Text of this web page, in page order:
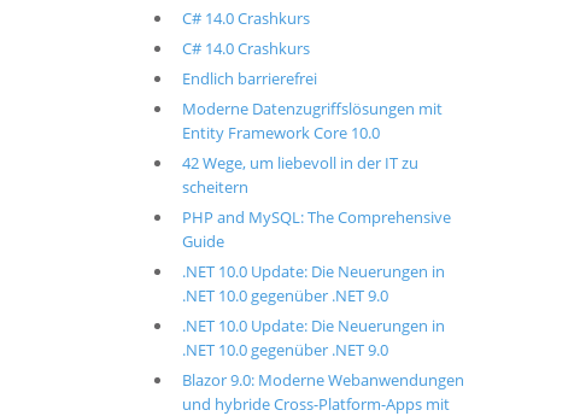
C# 14.0 Crashkurs
C# 14.0 Crashkurs
Endlich barrierefrei
Moderne Datenzugriffslösungen mit
Entity Framework Core 10.0
42 Wege, um liebevoll in der IT zu
scheitern
PHP and MySQL: The Comprehensive
Guide
.NET 10.0 Update: Die Neuerungen in
.NET 10.0 gegenüber .NET 9.0
.NET 10.0 Update: Die Neuerungen in
.NET 10.0 gegenüber .NET 9.0
Blazor 9.0: Moderne Webanwendungen
und hybride Cross-Platform-Apps mit